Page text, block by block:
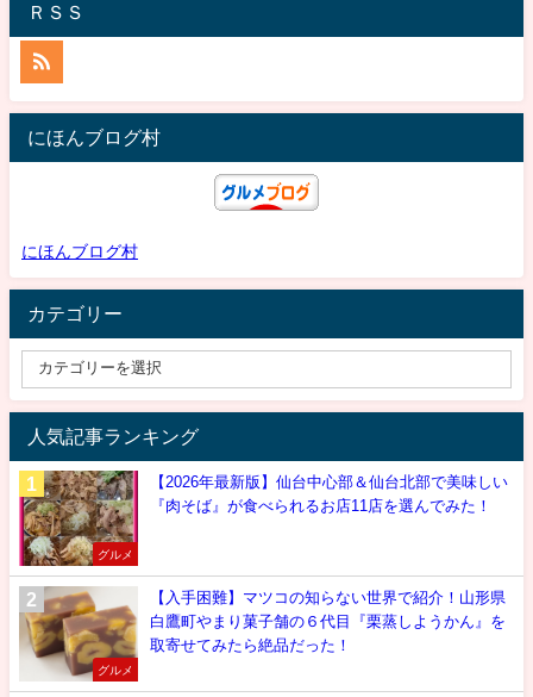
ＲＳＳ
にほんブログ村
にほんブログ村
カテゴリー
人気記事ランキング
グルメ
【2026年最新版】仙台中心部＆仙台北部で美味しい
『肉そば』が食べられるお店11店を選んでみた！
グルメ
【入手困難】マツコの知らない世界で紹介！山形県
白鷹町やまり菓子舗の６代目『栗蒸しようかん』を
取寄せてみたら絶品だった！